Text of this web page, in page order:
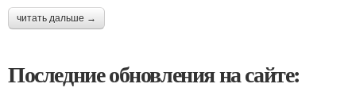
читать дальше →
Последние обновления на сайте: